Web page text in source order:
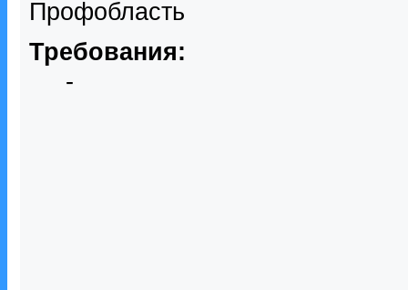
Профобласть
Требования:
-